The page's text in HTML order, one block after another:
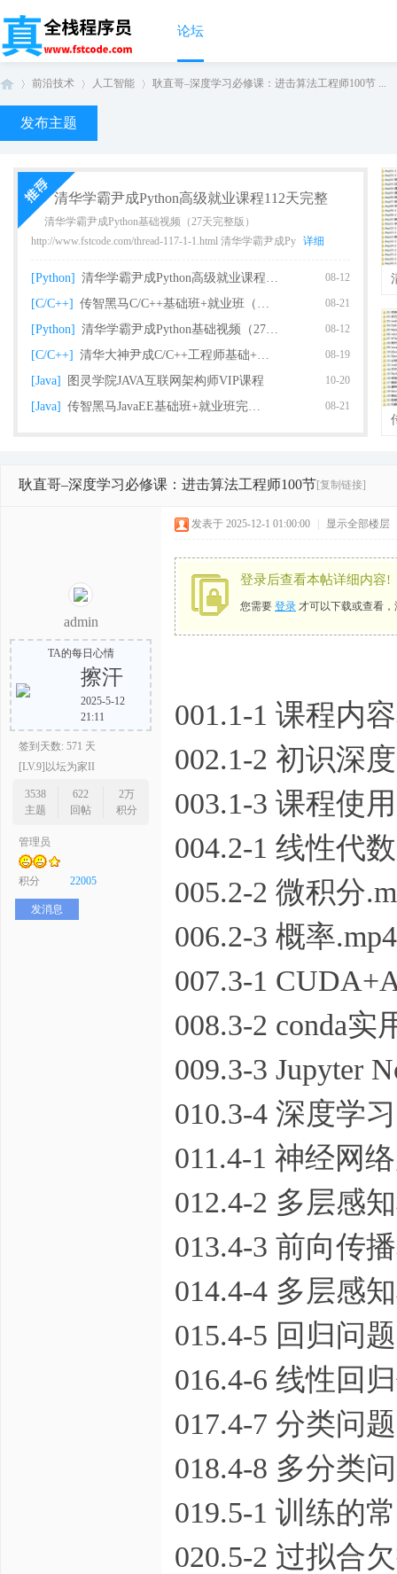
论坛
程
前沿技术 人工智能 耿直哥–深度学习必修课：进击算法工程师100节 ...
发布主题
清华学霸尹成Python高级就业课程112天完整
清华学霸尹成Python基础视频（27天完整版）
http://www.fstcode.com/thread-117-1-1.html 清华学霸尹成Py 详细
[Python] 清华学霸尹成Python高级就业课程112天完整 08-12
[C/C++] 传智黑马C/C++基础班+就业班（完整版） 08-21
[Python] 清华学霸尹成Python基础视频（27天完整版课 08-12
[C/C++] 清华大神尹成C/C++工程师基础+就业课程（93 08-19
[Java] 图灵学院JAVA互联网架构师VIP课程 10-20
[Java] 传智黑马JavaEE基础班+就业班完整版（2018 08-21
耿直哥–深度学习必修课：进击算法工程师100节[复制链接]
admin
TA的每日心情
擦汗
2025-5-12
21:11
签到天数: 571 天
[LV.9]以坛为家II
3538
主题
622
回帖
2万
积分
管理员
积分 22005
发消息
发表于 2025-12-1 01:00:00 显示全部楼层
登录后查看本帖详细内容!
您需要 登录 才可以下载或查看
001.1-1 课程内
002.1-2 初识深
003.1-3 课程使
004.2-1 线性代
005.2-2 微积分
006.2-3 概率.mp4
007.3-1
008.3-2 conda实
009.3-3 Jupyter
010.3-4 深度学
011.4-1 神经网
012.4-2 多层感
013.4-3 前向传
014.4-4 多层感
015.4-5 回归问
016.4-6 线性回
017.4-7 分类问
018.4-8 多分类
019.5-1 训练的
020.5-2 过拟合